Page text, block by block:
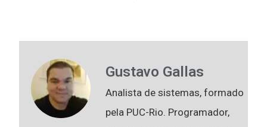
Gustavo Gallas
Analista de sistemas, formado
pela PUC-Rio. Programador,